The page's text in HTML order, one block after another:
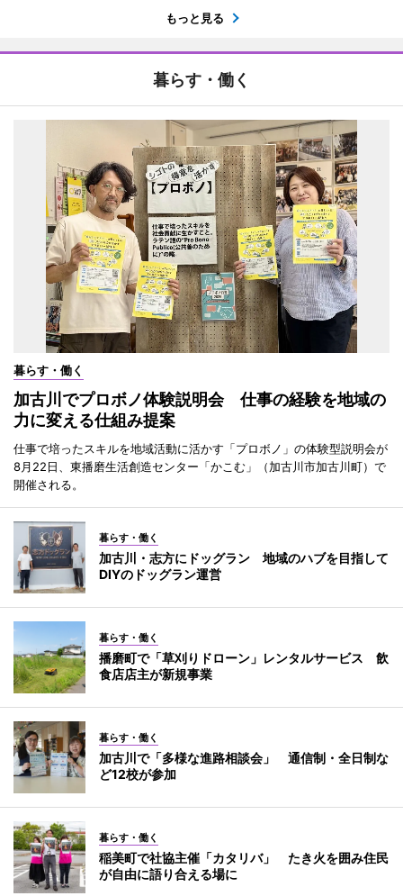
もっと見る
暮らす・働く
暮らす・働く
加古川でプロボノ体験説明会 仕事の経験を地域の
力に変える仕組み提案
仕事で培ったスキルを地域活動に活かす「プロボノ」の体験型説明会が
8月22日、東播磨生活創造センター「かこむ」（加古川市加古川町）で
開催される。
暮らす・働く
加古川・志方にドッグラン 地域のハブを目指して
DIYのドッグラン運営
暮らす・働く
播磨町で「草刈りドローン」レンタルサービス 飲
食店店主が新規事業
暮らす・働く
加古川で「多様な進路相談会」 通信制・全日制な
ど12校が参加
暮らす・働く
稲美町で社協主催「カタリバ」 たき火を囲み住民
が自由に語り合える場に